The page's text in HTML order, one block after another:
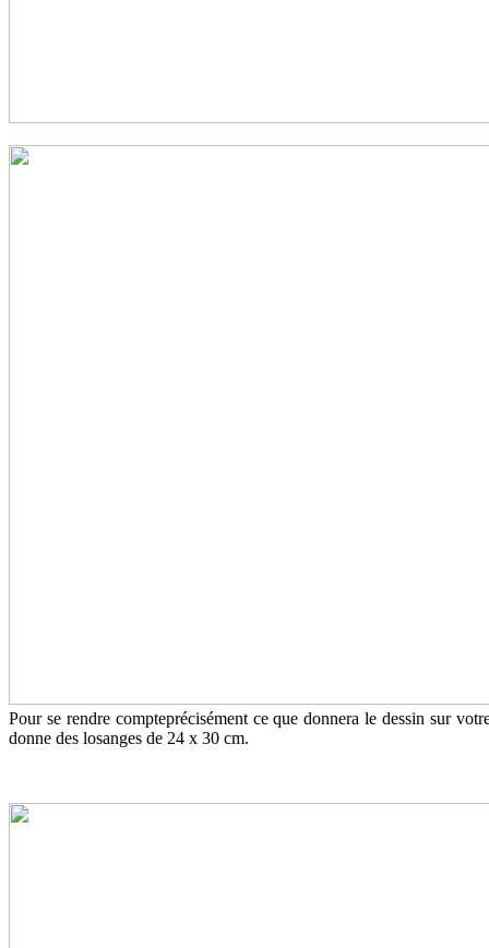
Pour se rendre compteprécisément ce que donnera le dessin sur
donne des losanges de 24 x 30 cm.